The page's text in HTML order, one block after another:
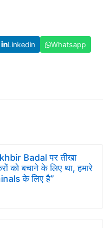
Linkedin
Whatsapp
Badal पर तीखा
को बचाने के लिए था, हमारे
के लिए है”